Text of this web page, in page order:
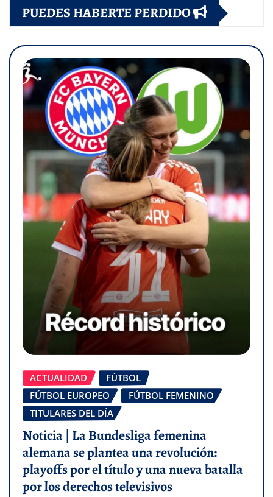
PUEDES HABERTE PERDIDO
ACTUALIDAD
FÚTBOL
FÚTBOL EUROPEO
FÚTBOL FEMENINO
TITULARES DEL DÍA
Noticia | La Bundesliga femenina
alemana se plantea una revolución:
playoffs por el título y una nueva batalla
por los derechos televisivos